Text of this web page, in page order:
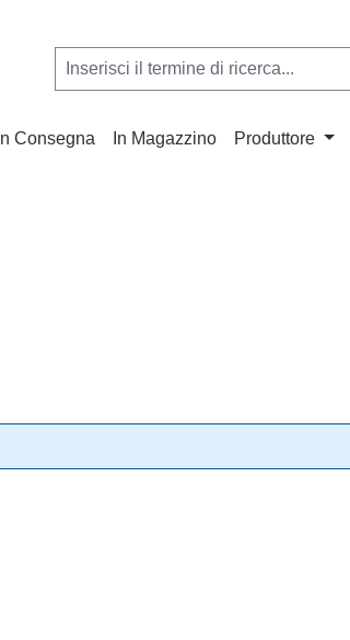
In Consegna In Magazzino Produttore